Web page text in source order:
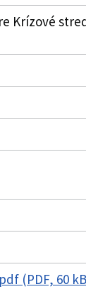
(PDF, 60